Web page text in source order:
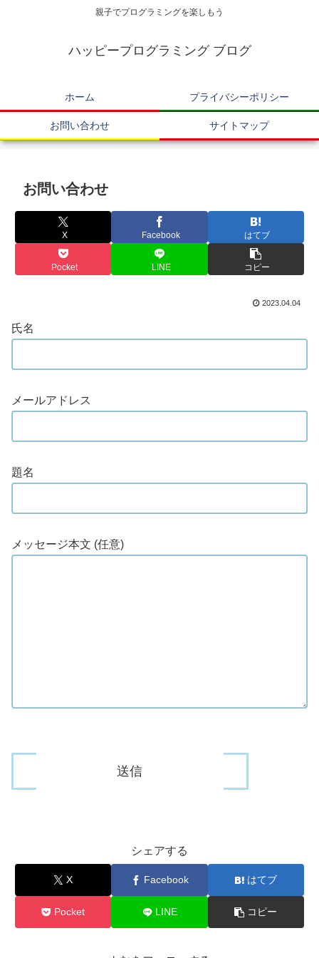
親子でプログラミングを楽しもう
ハッピープログラミング ブログ
ホーム プライバシーポリシー
お問い合わせ サイトマップ
お問い合わせ
X Facebook はてブ
Pocket LINE コピー
2023.04.04
氏名
メールアドレス
題名
メッセージ本文 (任意)
シェアする
X Facebook はてブ
Pocket LINE コピー